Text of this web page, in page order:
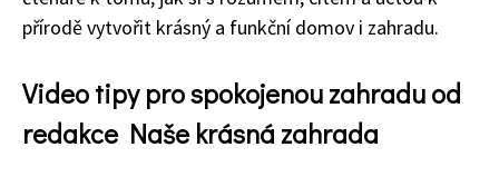
přírodě vytvořit krásný a funkční domov i zahradu.
Video tipy pro spokojenou zahradu od
redakce Naše krásná zahrada